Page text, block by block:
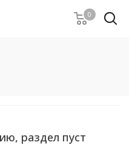
0
раздел пуст